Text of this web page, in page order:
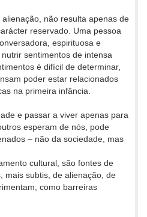
não resulta apenas de
reservado. Uma pessoa
espirituosa e
sentimentos de intensa
é difícil de determinar,
poder estar relacionados
na primeira infância.
e passar a viver apenas para
esperam de nós, pode
– não da sociedade, mas
cultural, são fontes de
mais subtis, de alienação, de
como barreiras